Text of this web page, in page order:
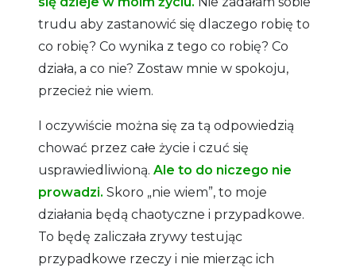
trudu aby zastanowić się dlaczego robię to
co robię? Co wynika z tego co robię? Co
działa, a co nie? Zostaw mnie w spokoju,
przecież nie wiem.
I oczywiście można się za tą odpowiedzią
chować przez całe życie i czuć się
usprawiedliwioną. Ale to do niczego nie
prowadzi. Skoro „nie wiem”, to moje
działania będą chaotyczne i przypadkowe.
To będę zaliczała zrywy testując
przypadkowe rzeczy i nie mierząc ich